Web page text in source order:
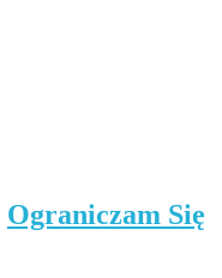
Ograniczam Się